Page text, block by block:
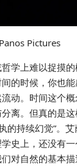
Pictures
学上难以捉摸
的时候，你也
动。时间这个概
离。但真的是这
持续幻觉”。艾
史上，还没有
对自然的基本